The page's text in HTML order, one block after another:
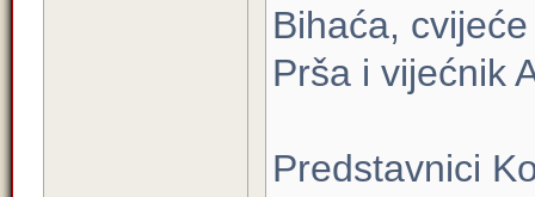
Bihaća,
Prša i vijećnik
Predstavnici